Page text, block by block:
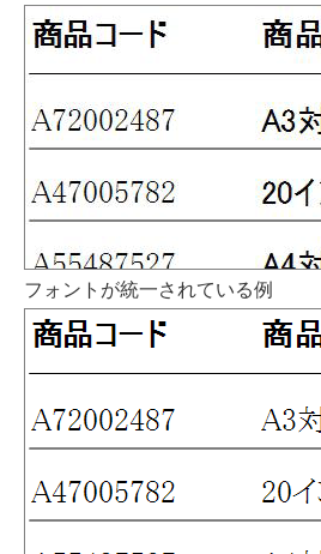
フォントが統一されている例